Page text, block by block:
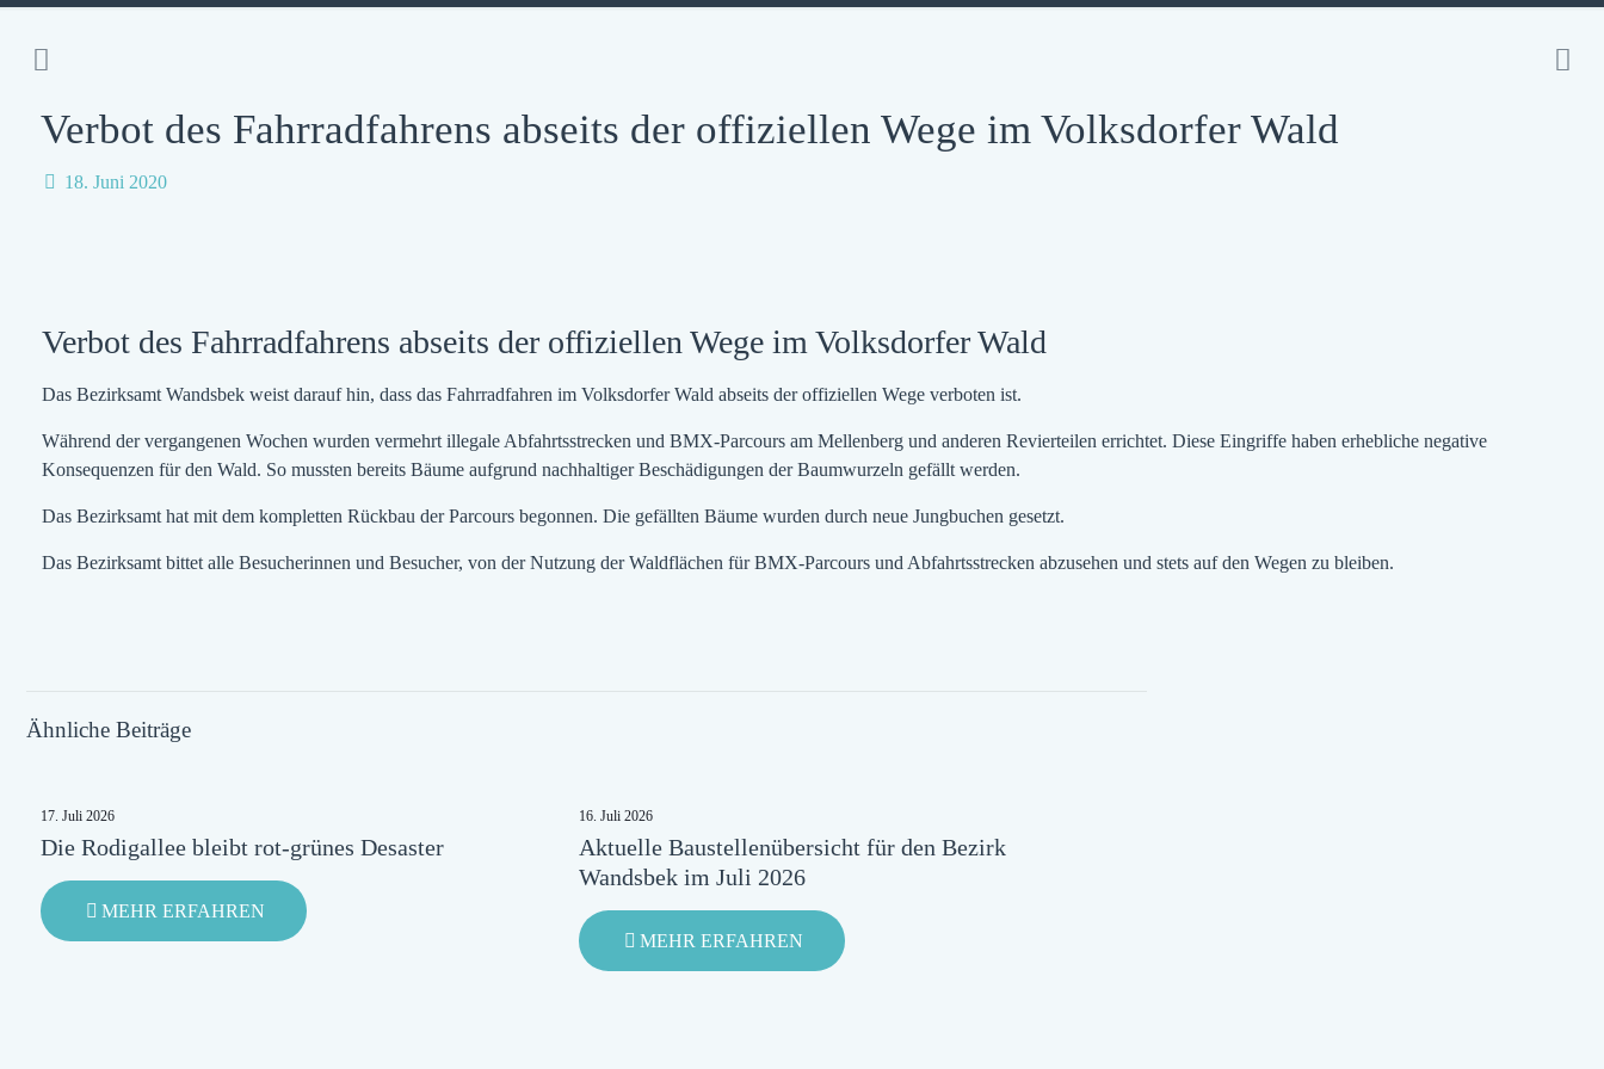
Verbot des Fahrradfahrens abseits der offiziellen Wege im Volksdorfer Wald
18. Juni 2020
Verbot des Fahrradfahrens abseits der offiziellen Wege im Volksdorfer Wald
Das Bezirksamt Wandsbek weist darauf hin, dass das Fahrradfahren im Volksdorfer Wald abseits der offiziellen Wege verboten ist.
Während der vergangenen Wochen wurden vermehrt illegale Abfahrtsstrecken und BMX-Parcours am Mellenberg und anderen Revierteilen errichtet. Diese Eingriffe haben erhebliche negative
Konsequenzen für den Wald. So mussten bereits Bäume aufgrund nachhaltiger Beschädigungen der Baumwurzeln gefällt werden.
Das Bezirksamt hat mit dem kompletten Rückbau der Parcours begonnen. Die gefällten Bäume wurden durch neue Jungbuchen gesetzt.
Das Bezirksamt bittet alle Besucherinnen und Besucher, von der Nutzung der Waldflächen für BMX-Parcours und Abfahrtsstrecken abzusehen und stets auf den Wegen zu bleiben.
Ähnliche Beiträge
17. Juli 2026
Die Rodigallee bleibt rot-grünes Desaster
MEHR ERFAHREN
DIE
16. Juli 2026
Aktuelle Baustellenübersicht für den Bezirk
Wandsbek im Juli 2026
MEHR ERFAHREN-
AKTUELLE